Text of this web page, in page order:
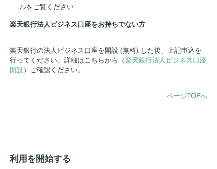
ルをご覧ください
楽天銀行法人ビジネス口座をお持ちでない方
楽天銀行の法人ビジネス口座を開設 (無料) した後、上記申込を
行ってください。詳細はこちらから（楽天銀行法人ビジネス口座
開設）ご確認ください。
ページTOPへ
利用を開始する